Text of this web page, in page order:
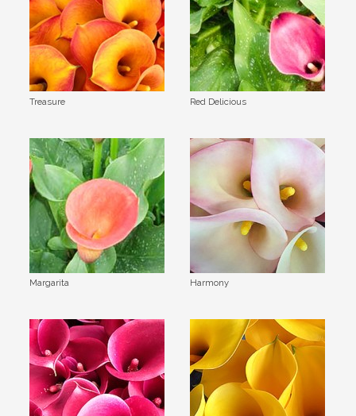
Treasure Red Delicious
Margarita Harmony